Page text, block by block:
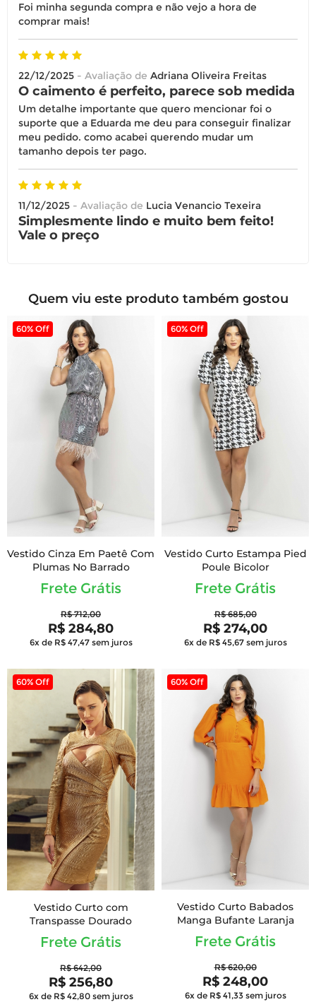
Foi minha segunda compra e não vejo a hora de
comprar mais!
22/12/2025 - Avaliação de Adriana Oliveira Freitas
O caimento é perfeito, parece sob medida
Um detalhe importante que quero mencionar foi o
suporte que a Eduarda me deu para conseguir finalizar
meu pedido. como acabei querendo mudar um
tamanho depois ter pago.
11/12/2025 - Avaliação de Lucia Venancio Texeira
Simplesmente lindo e muito bem feito!
Vale o preço
Quem viu este produto também gostou
60% Off
Vestido Cinza Em Paetê Com
Plumas No Barrado
Frete Grátis
R$ 712,00
R$ 284,80
6x de R$ 47,47 sem juros
60% Off
Vestido Curto Estampa Pied
Poule Bicolor
Frete Grátis
R$ 685,00
R$ 274,00
6x de R$ 45,67 sem juros
60% Off
Vestido Curto com
Transpasse Dourado
Frete Grátis
R$ 642,00
R$ 256,80
6x de R$ 42,80 sem juros
60% Off
Vestido Curto Babados
Manga Bufante Laranja
Frete Grátis
R$ 620,00
R$ 248,00
6x de R$ 41,33 sem juros